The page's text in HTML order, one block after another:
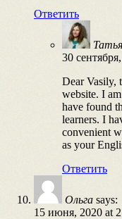
Ответить
30
Dear Vasily,
website. I
have found
learners. I
convenient
as your
Ответить
Ольга says:
15 июня, 2020 at